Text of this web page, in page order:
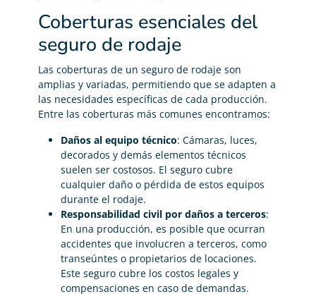
Coberturas esenciales del
seguro de rodaje
Las coberturas de un seguro de rodaje son
amplias y variadas, permitiendo que se adapten a
las necesidades específicas de cada producción.
Entre las coberturas más comunes encontramos:
Daños al equipo técnico: Cámaras, luces,
decorados y demás elementos técnicos
suelen ser costosos. El seguro cubre
cualquier daño o pérdida de estos equipos
durante el rodaje.
Responsabilidad civil por daños a terceros:
En una producción, es posible que ocurran
accidentes que involucren a terceros, como
transeúntes o propietarios de locaciones.
Este seguro cubre los costos legales y
compensaciones en caso de demandas.